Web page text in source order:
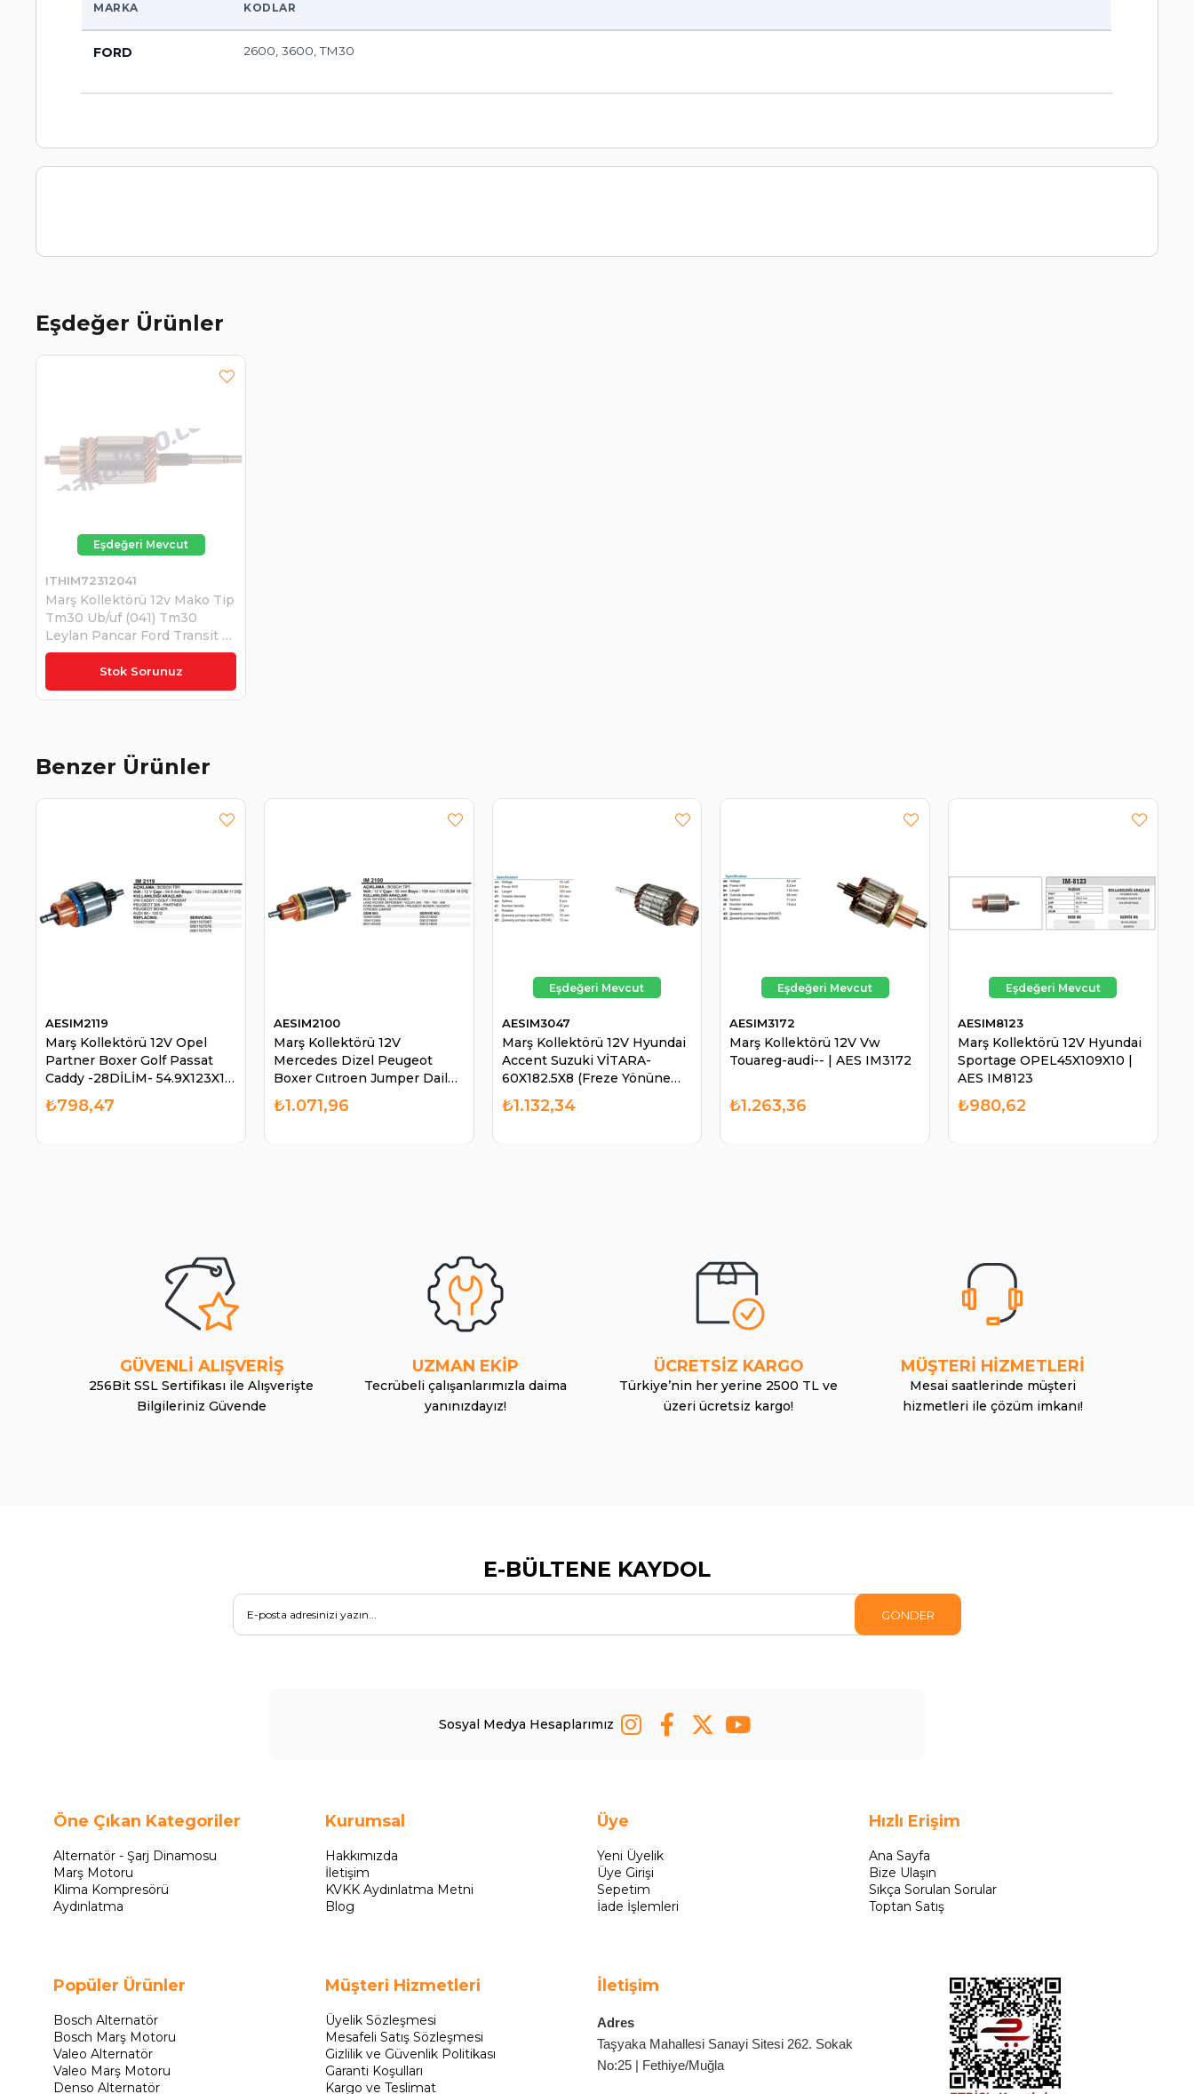
MARKA KODLAR
FORD 2600, 3600, TM30
Eşdeğer Ürünler
Stok Sorunuz
Marş Kollektörü 12v Mako Tip
Tm30 Ub/uf (041) Tm30
Leylan Pancar Ford Transit |
Ith Im72312041
ITHIM72312041
₺3.189,77
Benzer Ürünler
Marş Kollektörü 12V Opel
Partner Boxer Golf Passat
Caddy -28DİLİM- 54.9X123X11
IM2112 IM2119 | AES IM2119
AESIM2119
₺798,47
Marş Kollektörü 12V
Mercedes Dizel Peugeot
Boxer Cııtroen Jumper Daily
218 Serisi | AES IM2100
AESIM2100
₺1.071,96
Marş Kollektörü 12V Hyundai
Accent Suzuki VİTARA-
60X182.5X8 (Freze Yönüne
Dikkat) | AES IM3047
AESIM3047
₺1.132,34
Marş Kollektörü 12V Vw
Touareg-audi-- | AES IM3172
AESIM3172
₺1.263,36
Marş Kollektörü 12V Hyundai
Sportage OPEL45X109X10 |
AES IM8123
AESIM8123
₺980,62
GÜVENLİ ALIŞVERİŞ
256Bit SSL Sertifikası ile Alışverişte
Bilgileriniz Güvende
UZMAN EKİP
Tecrübeli çalışanlarımızla daima
yanınızdayız!
ÜCRETSİZ KARGO
Türkiye’nin her yerine 2500 TL ve
üzeri ücretsiz kargo!
MÜŞTERİ HİZMETLERİ
Mesai saatlerinde müşteri
hizmetleri ile çözüm imkanı!
E-BÜLTENE KAYDOL
GÖNDER
Sosyal Medya Hesaplarımız
Öne Çıkan Kategoriler
Alternatör - Şarj Dinamosu
Marş Motoru
Klima Kompresörü
Aydınlatma
Popüler Ürünler
Bosch Alternatör
Bosch Marş Motoru
Valeo Alternatör
Valeo Marş Motoru
Denso Alternatör
Kurumsal
Hakkımızda
İletişim
KVKK Aydınlatma Metni
Blog
Müşteri Hizmetleri
Üyelik Sözleşmesi
Mesafeli Satış Sözleşmesi
Gizlilik ve Güvenlik Politikası
Garanti Koşulları
Kargo ve Teslimat
Üye
Yeni Üyelik
Üye Girişi
Sepetim
İade İşlemleri
İletişim
Adres
Taşyaka Mahallesi Sanayi Sitesi 262. Sokak
No:25 | Fethiye/Muğla
Hızlı Erişim
Ana Sayfa
Bize Ulaşın
Sıkça Sorulan Sorular
Toptan Satış